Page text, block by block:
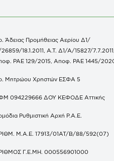
Άδειας Προμήθειας Αερίου Δ1/
18.1.2011, Α.Τ. Δ1/Α/15827/7.7.2011,
ΡΑΕ 129/2015, Αποφ. ΡΑΕ 1445/
Μητρώου Χρηστών ΕΣΦΑ 5
094229666 ΔΟΥ ΚΕΦΟΔΕ Αττικής
Ρυθμιστική Αρχή Ρ.Α.Ε.
Μ.Α.Ε. 17913/01ΑΤ/Β/88/592(07)
Γ.Ε.ΜΗ. 000556901000